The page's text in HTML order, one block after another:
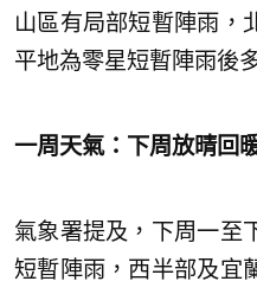
山區有局部短暫陣雨，
平地為零星短暫陣雨後
一周天氣：下周放晴回
氣象署提及，下周一至
短暫陣雨，西半部及宜